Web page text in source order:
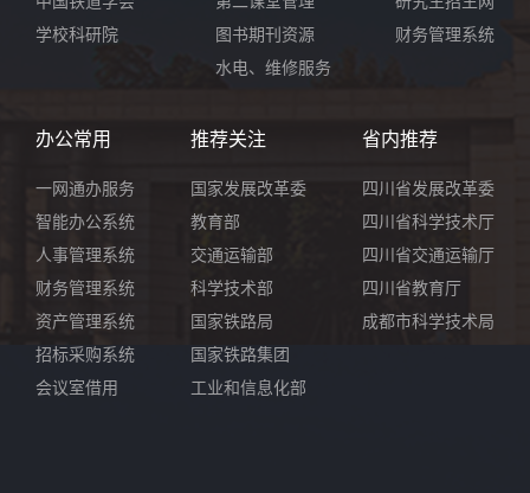
学校科研院
图书期刊资源
水电、维修服务
财务管理系统
办公常用
一网通办服务
智能办公系统
人事管理系统
财务管理系统
资产管理系统
招标采购系统
会议室借用
推荐关注
国家发展改革委
教育部
交通运输部
科学技术部
国家铁路局
国家铁路集团
工业和信息化部
省内推荐
四川省发展改革委
四川省科学技术厅
四川省交通运输厅
四川省教育厅
成都市科学技术局